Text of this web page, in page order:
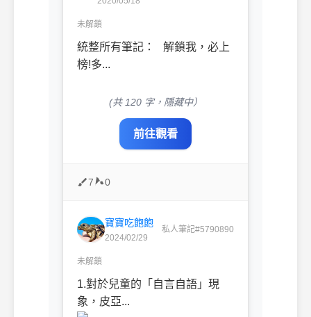
未解鎖
統整所有筆記： 解鎖我，必上
榜!多...
(共 120 字，隱藏中）
前往觀看
7 0
寶寶吃飽飽
2024/02/29
私人筆記#5790890
未解鎖
1.對於兒童的「自言自語」現
象，皮亞...